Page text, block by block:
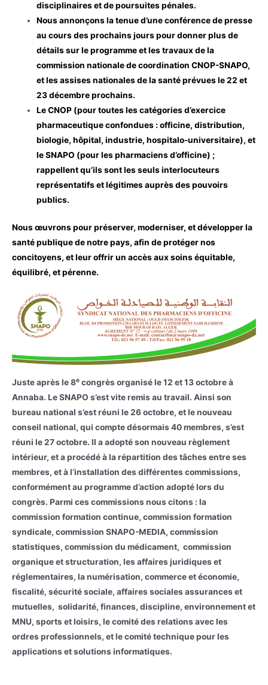
disciplinaires et de poursuites pénales.
Nous annonçons la tenue d’une conférence de presse
au cours des prochains jours pour donner plus de
détails sur le programme et les travaux de la
commission nationale de coordination CNOP-SNAPO,
et les assises nationales de la santé prévues le 22 et
23 décembre prochains.
Le CNOP (pour toutes les catégories d’exercice
pharmaceutique confondues : officine, distribution,
biologie, hôpital, industrie, hospitalo-universitaire), et
le SNAPO (pour les pharmaciens d’officine) ;
rappellent qu’ils sont les seuls interlocuteurs
représentatifs et légitimes auprès des pouvoirs
publics.
Nous œuvrons pour préserver, moderniser, et développer la
santé publique de notre pays, afin de protéger nos
concitoyens, et leur offrir un accès aux soins équitable,
équilibré, et pérenne.
Juste après le 8e congrès organisé le 12 et 13 octobre à
Annaba. Le SNAPO s’est vite remis au travail. Ainsi son
bureau national s’est réuni le 26 octobre, et le nouveau
conseil national, qui compte désormais 40 membres, s’est
réuni le 27 octobre. Il a adopté son nouveau règlement
intérieur, et a procédé à la répartition des tâches entre ses
membres, et à l’installation des différentes commissions,
conformément au programme d’action adopté lors du
congrès. Parmi ces commissions nous citons : la
commission formation continue, commission formation
syndicale, commission SNAPO-MEDIA, commission
statistiques, commission du médicament, commission
organique et structuration, les affaires juridiques et
réglementaires, la numérisation, commerce et économie,
fiscalité, sécurité sociale, affaires sociales assurances et
mutuelles, solidarité, finances, discipline, environnement et
MNU, sports et loisirs, le comité des relations avec les
ordres professionnels, et le comité technique pour les
applications et solutions informatiques.